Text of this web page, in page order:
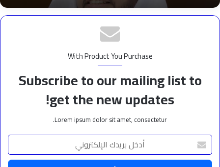
With Product You Purchase
Subscribe to our mailing list to
get the new updates!
Lorem ipsum dolor sit amet, consectetur.
أدخل
بريدك
الإلكتروني